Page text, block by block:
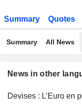
Summary Quotes
Summary All News
News in other
Devises : L’Euro en